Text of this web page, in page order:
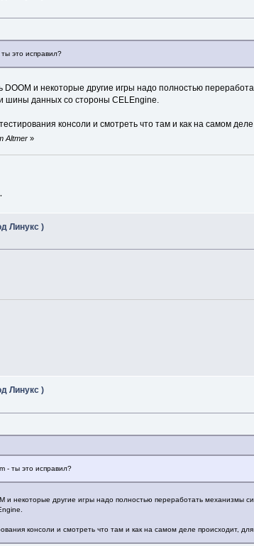
это исправил?
и некоторые другие игры надо полностью
шины данных со стороны CELEngine.
консоли и смотреть что там и как на самом
Altmer »
Линукс )
Линукс )
- ты это исправил?
и некоторые другие игры надо полностью переработать механизмы
консоли и смотреть что там и как на самом деле происходит,